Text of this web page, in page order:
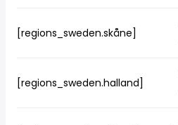
[regions_sweden.skåne]
[regions_sweden.halland]